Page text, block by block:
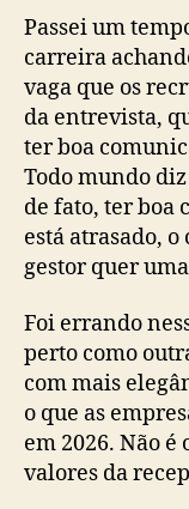
Passei um
carreira
vaga que os
da entrevista,
ter boa
Todo mundo
de fato, ter boa
está atrasado,
gestor quer
Foi errando
perto como
com mais
o que as
em 2026. Não é
valores da